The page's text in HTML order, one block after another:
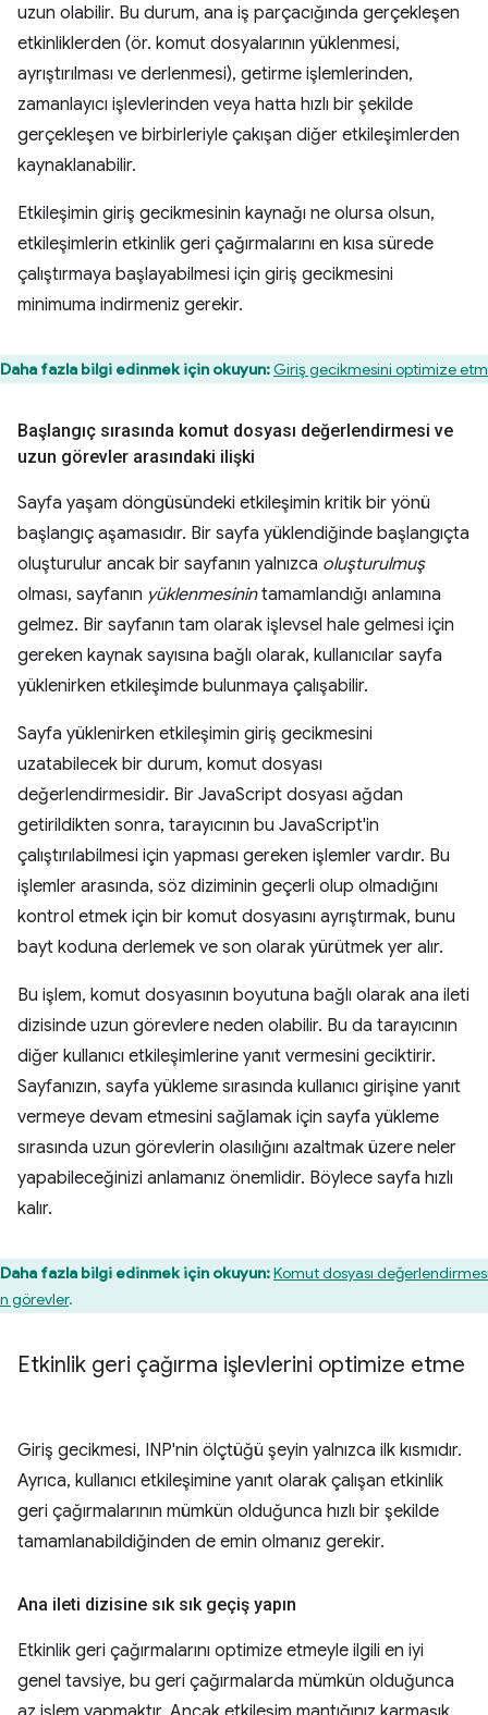
uzun olabilir. Bu durum, ana iş parçacığında gerçekleşen
etkinliklerden (ör. komut dosyalarının yüklenmesi,
ayrıştırılması ve derlenmesi), getirme işlemlerinden,
zamanlayıcı işlevlerinden veya hatta hızlı bir şekilde
gerçekleşen ve birbirleriyle çakışan diğer etkileşimlerden
kaynaklanabilir.
Etkileşimin giriş gecikmesinin kaynağı ne olursa olsun,
etkileşimlerin etkinlik geri çağırmalarını en kısa sürede
çalıştırmaya başlayabilmesi için giriş gecikmesini
minimuma indirmeniz gerekir.
Daha fazla bilgi edinmek için okuyun:Giriş gecikmesini optimize
Başlangıç sırasında komut dosyası değerlendirmesi ve
uzun görevler arasındaki ilişki
Sayfa yaşam döngüsündeki etkileşimin kritik bir yönü
başlangıç aşamasıdır. Bir sayfa yüklendiğinde başlangıçta
oluşturulur ancak bir sayfanın yalnızca oluşturulmuş
olması, sayfanın yüklenmesinintamamlandığı anlamına
gelmez. Bir sayfanın tam olarak işlevsel hale gelmesi için
gereken kaynak sayısına bağlı olarak, kullanıcılar sayfa
yüklenirken etkileşimde bulunmaya çalışabilir.
Sayfa yüklenirken etkileşimin giriş gecikmesini
uzatabilecek bir durum, komut dosyası
değerlendirmesidir. Bir JavaScript dosyası ağdan
getirildikten sonra, tarayıcının bu JavaScript'in
çalıştırılabilmesi için yapması gereken işlemler vardır. Bu
işlemler arasında, söz diziminin geçerli olup olmadığını
kontrol etmek için bir komut dosyasını ayrıştırmak, bunu
bayt koduna derlemek ve son olarak yürütmek yer alır.
Bu işlem, komut dosyasının boyutuna bağlı olarak ana ileti
dizisinde uzun görevlere neden olabilir. Bu da tarayıcının
diğer kullanıcı etkileşimlerine yanıt vermesini geciktirir.
Sayfanızın, sayfa yükleme sırasında kullanıcı girişine yanıt
vermeye devam etmesini sağlamak için sayfa yükleme
sırasında uzun görevlerin olasılığını azaltmak üzere neler
yapabileceğinizi anlamanız önemlidir. Böylece sayfa hızlı
kalır.
Daha fazla bilgi edinmek için okuyun:Komut dosyası
görevler.
Etkinlik geri çağırma işlevlerini optimize etme
Giriş gecikmesi, INP'nin ölçtüğü şeyin yalnızca ilk kısmıdır.
Ayrıca, kullanıcı etkileşimine yanıt olarak çalışan etkinlik
geri çağırmalarının mümkün olduğunca hızlı bir şekilde
tamamlanabildiğinden de emin olmanız gerekir.
Ana ileti dizisine sık sık geçiş yapın
Etkinlik geri çağırmalarını optimize etmeyle ilgili en iyi
genel tavsiye, bu geri çağırmalarda mümkün olduğunca